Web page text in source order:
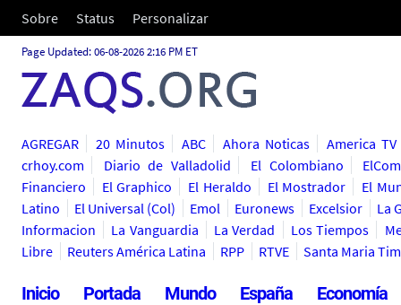
Sobre Status Personalizar
Page Updated: 06-08-2026 2:16 PM ET
AGREGAR 20 Minutos ABC Ahora Noticas
America TV
crhoy.com
Diario de Valladolid El Colombiano
Financiero
El Graphico El Heraldo El Mostrador
El
Latino
El Universal (Col) Emol Euronews Excelsior
La
Informacion
La Vanguardia La Verdad Los Tiempos
Libre
Reuters América Latina RPP RTVE Santa Maria
Inicio Portada Mundo España Economía